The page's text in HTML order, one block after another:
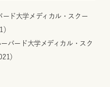
ード大学メディカル・スクー
バード大学メディカル・スク
）